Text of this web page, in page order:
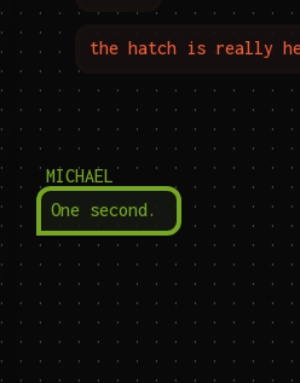
the hatch is really
MICHAEL
One second.